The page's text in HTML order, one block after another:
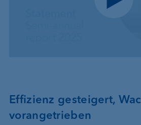
Effizienz gesteigert,
vorangetrieben